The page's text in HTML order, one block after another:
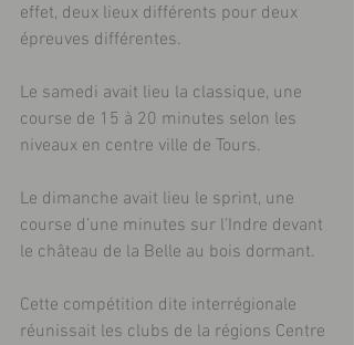
effet, deux lieux différents pour deux
épreuves différentes.
Le samedi avait lieu la classique, une
course de 15 à 20 minutes selon les
niveaux en centre ville de Tours.
Le dimanche avait lieu le sprint, une
course d’une minutes sur l’Indre devant
le château de la Belle au bois dormant.
Cette compétition dite interrégionale
réunissait les clubs de la régions Centre